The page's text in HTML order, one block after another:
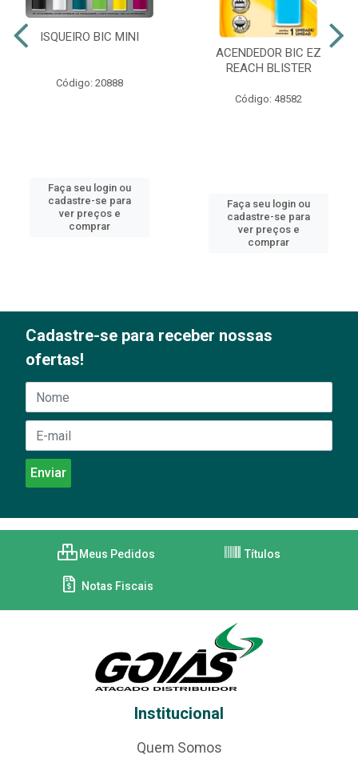
ISQUEIRO BIC MINI
Código: 20888
Faça seu login ou
cadastre-se para
ver preços e
comprar
ACENDEDOR BIC EZ
REACH BLISTER
Código: 48582
Faça seu login ou
cadastre-se para
ver preços e
comprar
Cadastre-se para receber nossas
ofertas!
Meus Pedidos Títulos
Notas Fiscais
Institucional
Quem Somos